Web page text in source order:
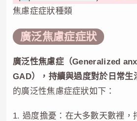
焦慮症症狀種類
廣泛焦慮症症狀
廣泛性焦慮症（Generalized
GAD），持續與過度對於日常生
的廣泛性焦慮症症狀如下：
過度擔憂：在大多數天數裡，